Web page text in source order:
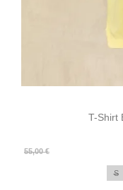
T-Shirt
55,00 €
Prix
Prix
S